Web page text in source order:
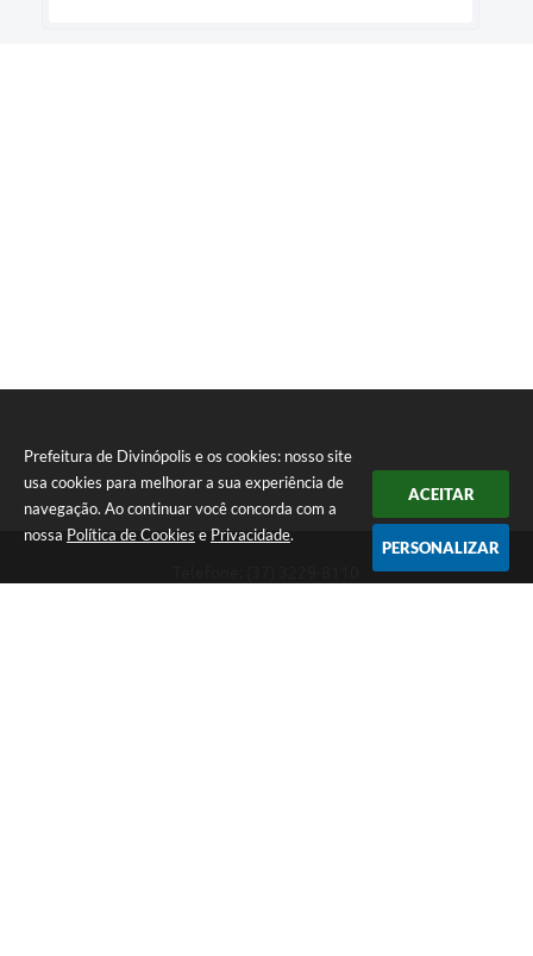
Prefeitura de Divinópolis e os cookies: nosso site
usa cookies para melhorar a sua experiência de
navegação. Ao continuar você concorda com a
nossa Política de Cookies e Privacidade.
ACEITAR
PERSONALIZAR